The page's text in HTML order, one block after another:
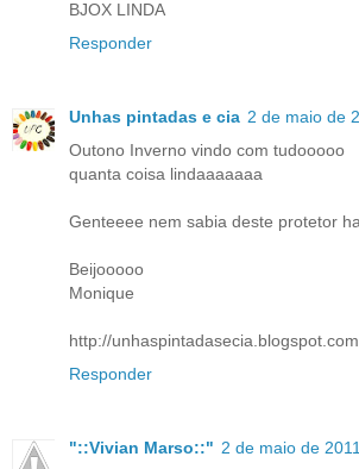
BJOX LINDA
Responder
Unhas pintadas e cia 2 de maio de
Outono Inverno vindo com tudooooo
quanta coisa lindaaaaaaa
Genteeee nem sabia deste protetor
Beijooooo
Monique
http://unhaspintadasecia.blogspot.com
Responder
"::Vivian Marso::" 2 de maio de